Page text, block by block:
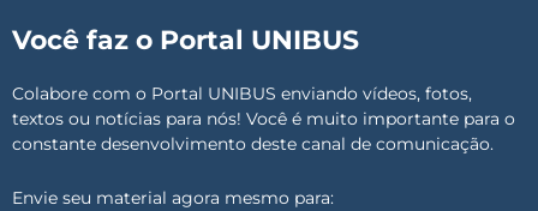
Você faz o Portal UNIBUS
Colabore com o Portal UNIBUS enviando vídeos, fotos,
textos ou notícias para nós! Você é muito importante para o
constante desenvolvimento deste canal de comunicação.
Envie seu material agora mesmo para: